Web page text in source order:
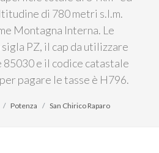
di 780 metri s.l.m.
Montagna Interna. Le
sigla PZ, il cap da utilizzare
e il codice catastale
pagare le tasse è H796.
Potenza San Chirico Raparo